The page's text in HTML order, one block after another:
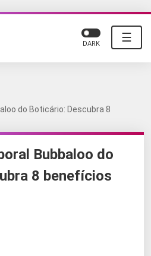
☰
DARK
do Boticário: Descubra 8
Bubbaloo do
8 benefícios